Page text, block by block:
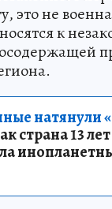
это не
к
натянули
страна 13